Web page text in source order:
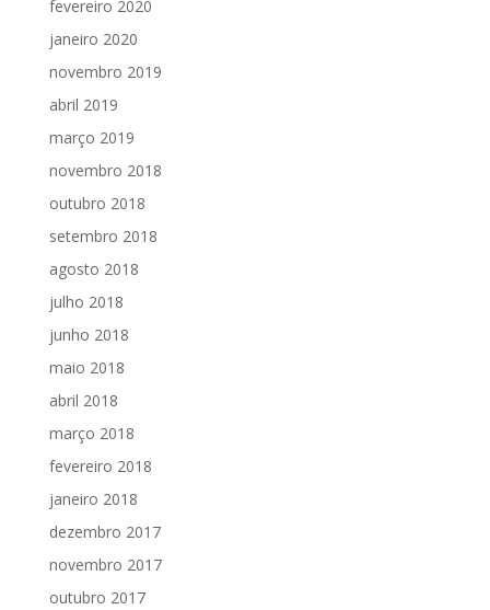
fevereiro 2020
janeiro 2020
novembro 2019
abril 2019
março 2019
novembro 2018
outubro 2018
setembro 2018
agosto 2018
julho 2018
junho 2018
maio 2018
abril 2018
março 2018
fevereiro 2018
janeiro 2018
dezembro 2017
novembro 2017
outubro 2017